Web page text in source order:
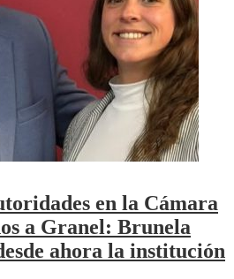
en la Cámara
a Granel: Brunela
ahora la institución